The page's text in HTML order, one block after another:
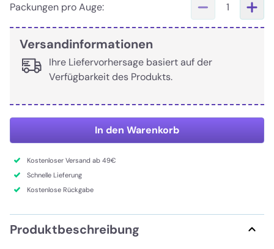
Packungen pro Auge: 1
Versandinformationen
Ihre Liefervorhersage basiert auf der
Verfügbarkeit des Produkts.
In den Warenkorb
Kostenloser Versand ab 49€
Schnelle Lieferung
Kostenlose Rückgabe
Produktbeschreibung